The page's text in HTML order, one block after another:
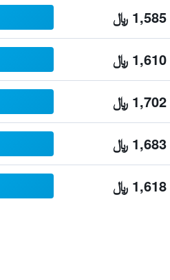
1,585 ﷼
1,610 ﷼
1,702 ﷼
1,683 ﷼
1,618 ﷼